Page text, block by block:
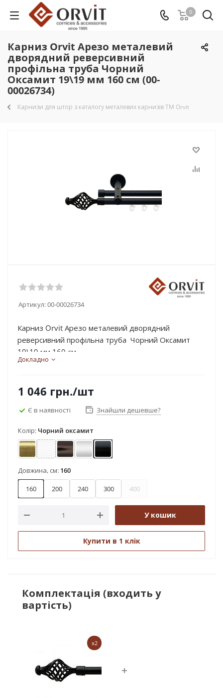
0
Карниз Orvit Арезо металевий
дворядний реверсивний
профільна труба Чорний
Оксамит 19\19 мм 160 см (00-
00026734)
Карнизи для штор з каталогу металевих карнизів TM Orvit
Артикул:00-00026734
Карниз Orvit Арезо металевий дворядний
реверсивний профільна труба Чорний Оксамит
19\19 мм 160 см...
Докладно
1 046 грн./шт
Є в наявності Знайшли дешевше?
Колір: Чорний оксамит
Антик АрктісОніксСатин Чорний оксамит
Довжина, см: 160
160 200 240 300 400
У кошик
Купити в 1 клік
Комплектація (входить у
вартість)
x2